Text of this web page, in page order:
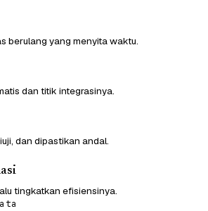
berulang yang menyita waktu.
dan titik integrasinya.
dan dipastikan andal.
tingkatkan efisiensinya.